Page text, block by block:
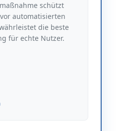
schützt
automatisierten
die beste
für echte Nutzer.